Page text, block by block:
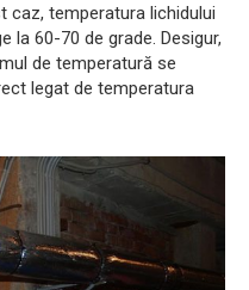
caz, temperatura lichidului
la 60-70 de grade. Desigur,
de temperatură se
legat de temperatura